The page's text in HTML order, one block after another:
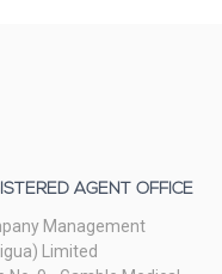
AGENT OFFICE
Management
Limited